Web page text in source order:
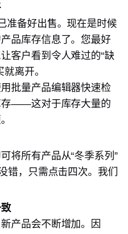
准备好出售。现在是时候
品库存信息了。您最好
客户看到令人难过的“缺
离开。
批量产品编辑器快速检
存——这对于库存大量的
将所有产品从“冬季系列”
错，只需点击四次。我们
产品会不断增加。因